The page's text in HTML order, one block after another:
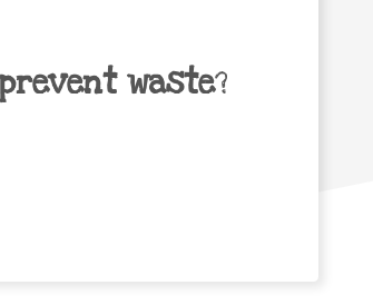
prevent waste?